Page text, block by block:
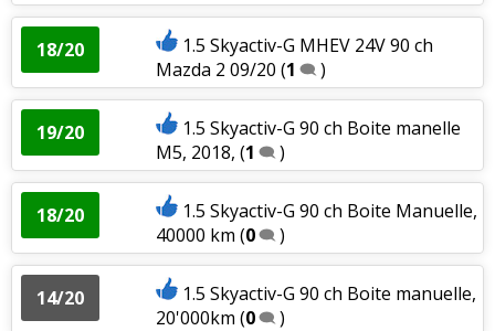
18/20
1.5 Skyactiv-G MHEV 24V 90 ch
Mazda 2 09/20 (1 )
19/20
1.5 Skyactiv-G 90 ch Boite manelle
M5, 2018, (1 )
18/20
1.5 Skyactiv-G 90 ch Boite Manuelle,
40000 km (0 )
14/20
1.5 Skyactiv-G 90 ch Boite manuelle,
20'000km (0 )